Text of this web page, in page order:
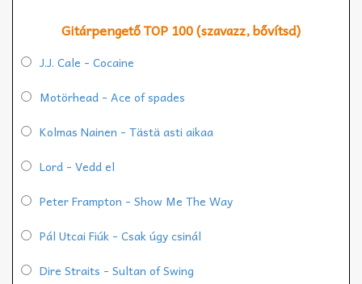
Gitárpengető TOP 100 (szavazz, bővítsd)
J.J. Cale - Cocaine
Motörhead - Ace of spades
Kolmas Nainen - Tästä asti aikaa
Lord - Vedd el
Peter Frampton - Show Me The Way
Pál Utcai Fiúk - Csak úgy csinál
Dire Straits - Sultan of Swing